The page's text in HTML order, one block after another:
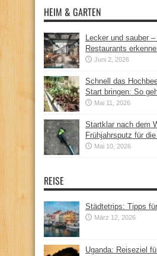
HEIM & GARTEN
Lecker und sauber
Restaurants
Juni 2, 2026
Schnell das
Start bringen: So
Mai 11, 2026
Startklar nach dem
Frühjahrsputz für
Mai 10, 2026
REISE
Städtetrips: Tipps
März 12, 2026
Uganda: Reiseziel